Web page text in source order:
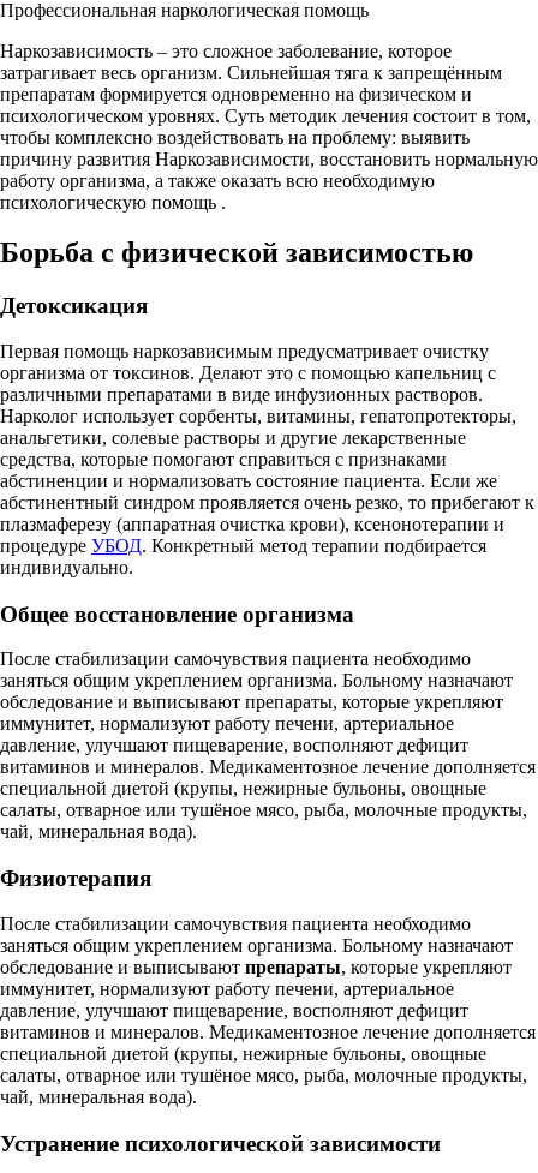
Профессиональная наркологическая помощь
Наркозависимость – это сложное заболевание, которое
затрагивает весь организм. Сильнейшая тяга к запрещённым
препаратам формируется одновременно на физическом и
психологическом уровнях. Суть методик лечения состоит в том,
чтобы комплексно воздействовать на проблему: выявить
причину развития Наркозависимости, восстановить нормальную
работу организма, а также оказать всю необходимую
психологическую помощь .
Борьба с физической зависимостью
Детоксикация
Первая помощь наркозависимым предусматривает очистку
организма от токсинов. Делают это с помощью капельниц с
различными препаратами в виде инфузионных растворов.
Нарколог использует сорбенты, витамины, гепатопротекторы,
анальгетики, солевые растворы и другие лекарственные
средства, которые помогают справиться с признаками
абстиненции и нормализовать состояние пациента. Если же
абстинентный синдром проявляется очень резко, то прибегают к
плазмаферезу (аппаратная очистка крови), ксенонотерапии и
процедуре УБОД. Конкретный метод терапии подбирается
индивидуально.
Общее восстановление организма
После стабилизации самочувствия пациента необходимо
заняться общим укреплением организма. Больному назначают
обследование и выписывают препараты, которые укрепляют
иммунитет, нормализуют работу печени, артериальное
давление, улучшают пищеварение, восполняют дефицит
витаминов и минералов. Медикаментозное лечение дополняется
специальной диетой (крупы, нежирные бульоны, овощные
салаты, отварное или тушёное мясо, рыба, молочные продукты,
чай, минеральная вода).
Физиотерапия
После стабилизации самочувствия пациента необходимо
заняться общим укреплением организма. Больному назначают
обследование и выписывают препараты, которые укрепляют
иммунитет, нормализуют работу печени, артериальное
давление, улучшают пищеварение, восполняют дефицит
витаминов и минералов. Медикаментозное лечение дополняется
специальной диетой (крупы, нежирные бульоны, овощные
салаты, отварное или тушёное мясо, рыба, молочные продукты,
чай, минеральная вода).
Устранение психологической зависимости